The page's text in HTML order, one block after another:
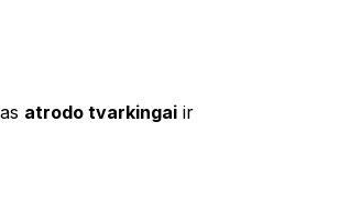
atrodo tvarkingai ir